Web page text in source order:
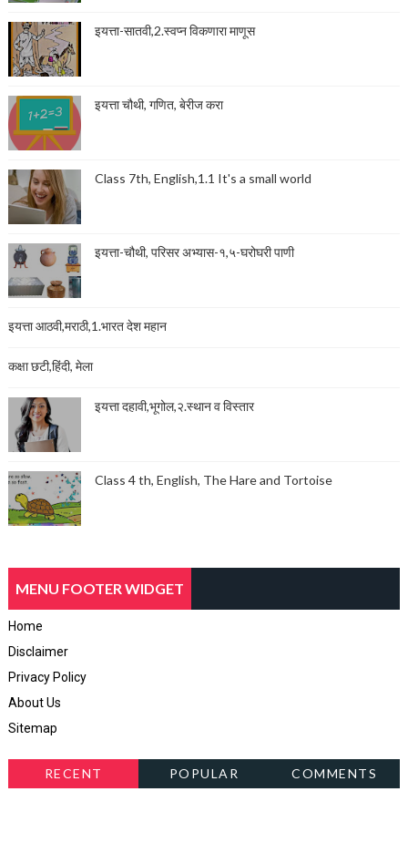
इयत्ता-सातवी,2.स्वप्न विकणारा माणूस
इयत्ता चौथी, गणित, बेरीज करा
Class 7th, English,1.1 It's a small world
इयत्ता-चौथी, परिसर अभ्यास-१,५-घरोघरी पाणी
इयत्ता आठवी,मराठी,1.भारत देश महान
कक्षा छटी,हिंदी, मेला
इयत्ता दहावी,भूगोल,२.स्थान व विस्तार
Class 4 th, English, The Hare and Tortoise
MENU FOOTER WIDGET
Home
Disclaimer
Privacy Policy
About Us
Sitemap
RECENT POPULAR COMMENTS